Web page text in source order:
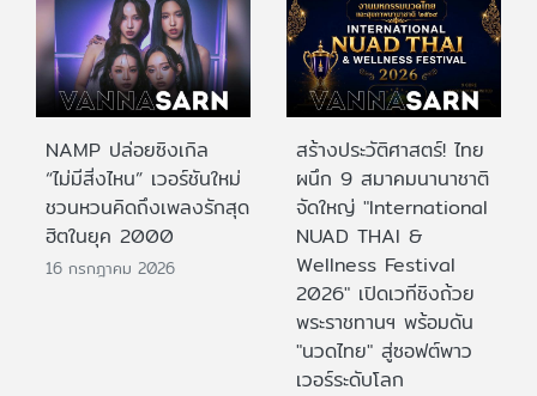
NAMP ปล่อยซิงเกิล
“ไม่มีสิ่งไหน” เวอร์ชันใหม่
ชวนหวนคิดถึงเพลงรักสุด
ฮิตในยุค 2000
16 กรกฎาคม 2026
สร้างประวัติศาสตร์! ไทย
ผนึก 9 สมาคมนานาชาติ
จัดใหญ่ "International
NUAD THAI &
Wellness Festival
2026" เปิดเวทีชิงถ้วย
พระราชทานฯ พร้อมดัน
"นวดไทย" สู่ซอฟต์พาว
เวอร์ระดับโลก